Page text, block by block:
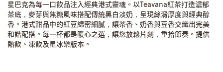
星巴克為每一口飲品注入經典港式靈魂。以Teavana紅茶打造濃郁
茶底，麥芽與焦糖風味搭配傳統黑白淡奶，呈現絲滑厚度與經典醇
香。港式甜品中的紅豆綿密細膩，讓茶香、奶香與豆香交織出完美
和諧配搭。每一杯都是暖心之選，讓您放鬆片刻，重拾節奏。提供
熱飲、凍飲及星冰樂版本。